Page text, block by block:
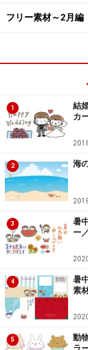
カラー/どんぐり
モノクロ/どんぐ
栗のフリー
カラー/栗のイラ
モノクロ/栗のイ
フリー素材～2月編
1
結
カ
2 海
3
暑
ー
4
暑
素
5
動
ラ